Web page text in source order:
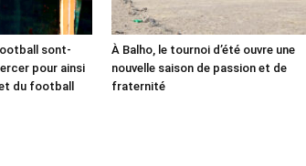
sont-
pour ainsi
du football
À Balho, le tournoi d’été ouvre une
nouvelle saison de passion et de
fraternité